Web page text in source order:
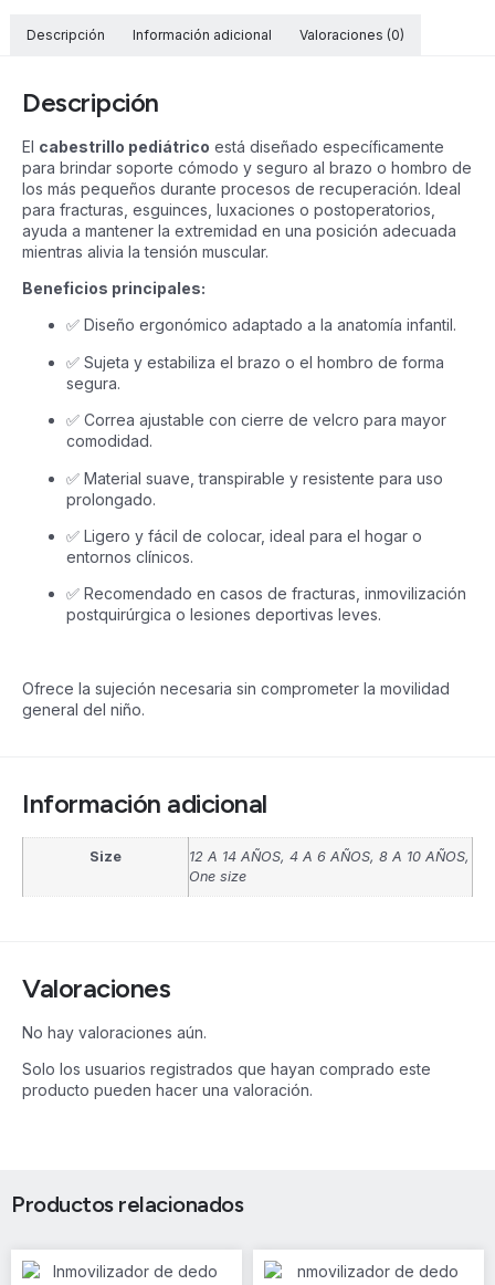
Descripción Información adicional Valoraciones (0)
Descripción
El cabestrillo pediátrico está diseñado específicamente
para brindar soporte cómodo y seguro al brazo o hombro de
los más pequeños durante procesos de recuperación. Ideal
para fracturas, esguinces, luxaciones o postoperatorios,
ayuda a mantener la extremidad en una posición adecuada
mientras alivia la tensión muscular.
Beneficios principales:
✅ Diseño ergonómico adaptado a la anatomía infantil.
✅ Sujeta y estabiliza el brazo o el hombro de forma
segura.
✅ Correa ajustable con cierre de velcro para mayor
comodidad.
✅ Material suave, transpirable y resistente para uso
prolongado.
✅ Ligero y fácil de colocar, ideal para el hogar o
entornos clínicos.
✅ Recomendado en casos de fracturas, inmovilización
postquirúrgica o lesiones deportivas leves.
Ofrece la sujeción necesaria sin comprometer la movilidad
general del niño.
Información adicional
Size
12 A 14 AÑOS, 4 A 6 AÑOS, 8 A 10 AÑOS,
One size
Valoraciones
No hay valoraciones aún.
Solo los usuarios registrados que hayan comprado este
producto pueden hacer una valoración.
Productos relacionados